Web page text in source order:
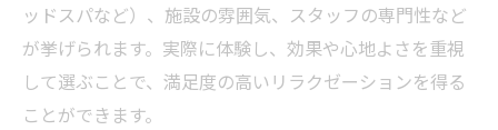
ッドスパなど）、施設の雰囲気、スタッフの専門性など
が挙げられます。実際に体験し、効果や心地よさを重視
して選ぶことで、満足度の高いリラクゼーションを得る
ことができます。